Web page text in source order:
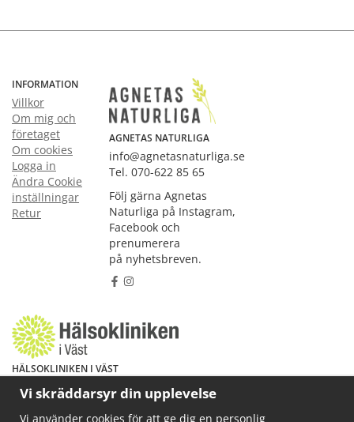
INFORMATION
Villkor
Om mig och
företaget
Om cookies
Logga in
Ändra Cookie
inställningar
Retur
AGNETAS NATURLIGA
info@agnetasnaturliga.se
Tel. 070-622 85 65
Följ gärna Agnetas
Naturliga på Instagram,
Facebook och
prenumerera
på nyhetsbreven.
HÄLSOKLINIKEN I VÄST
Har du hälsoproblem? Fråga mig!
Vi skräddarsyr din upplevelse
Vi använder cookies för att ge dig en personlig